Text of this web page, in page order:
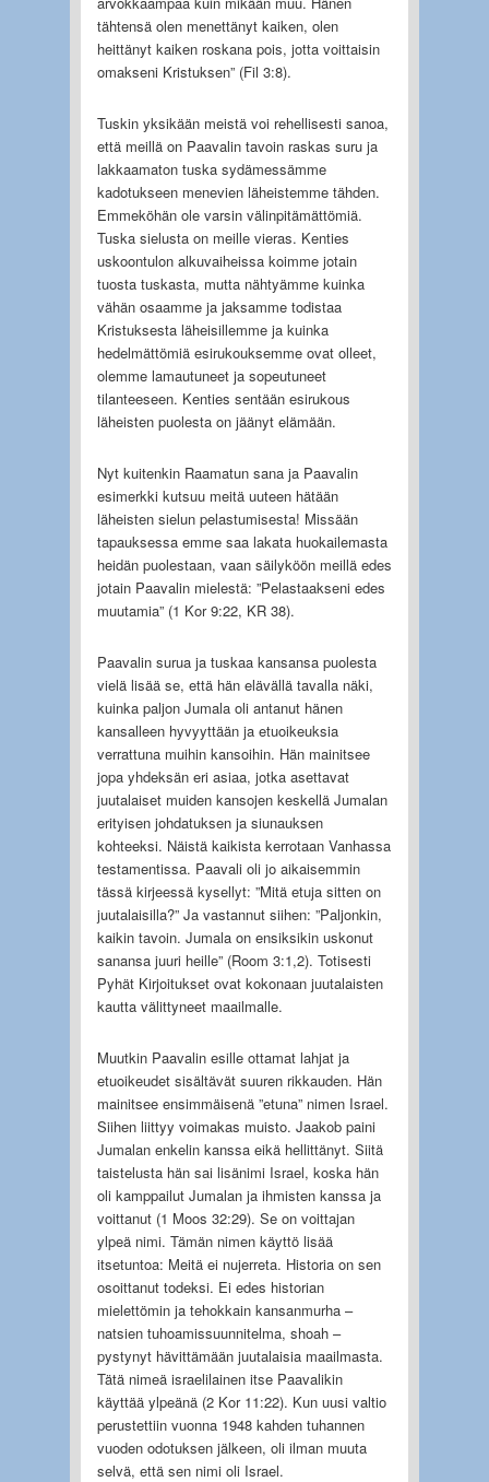
tähtensä olen menettänyt kaiken, olen
heittänyt kaiken roskana pois, jotta voittaisin
omakseni Kristuksen” (Fil 3:8).
Tuskin yksikään meistä voi rehellisesti sanoa,
että meillä on Paavalin tavoin raskas suru ja
lakkaamaton tuska sydämessämme
kadotukseen menevien läheistemme tähden.
Emmeköhän ole varsin välinpitämättömiä.
Tuska sielusta on meille vieras. Kenties
uskoontulon alkuvaiheissa koimme jotain
tuosta tuskasta, mutta nähtyämme kuinka
vähän osaamme ja jaksamme todistaa
Kristuksesta läheisillemme ja kuinka
hedelmättömiä esirukouksemme ovat olleet,
olemme lamautuneet ja sopeutuneet
tilanteeseen. Kenties sentään esirukous
läheisten puolesta on jäänyt elämään.
Nyt kuitenkin Raamatun sana ja Paavalin
esimerkki kutsuu meitä uuteen hätään
läheisten sielun pelastumisesta! Missään
tapauksessa emme saa lakata huokailemasta
heidän puolestaan, vaan säilyköön meillä edes
jotain Paavalin mielestä: ”Pelastaakseni edes
muutamia” (1 Kor 9:22, KR 38).
Paavalin surua ja tuskaa kansansa puolesta
vielä lisää se, että hän elävällä tavalla näki,
kuinka paljon Jumala oli antanut hänen
kansalleen hyvyyttään ja etuoikeuksia
verrattuna muihin kansoihin. Hän mainitsee
jopa yhdeksän eri asiaa, jotka asettavat
juutalaiset muiden kansojen keskellä Jumalan
erityisen johdatuksen ja siunauksen
kohteeksi. Näistä kaikista kerrotaan Vanhassa
testamentissa. Paavali oli jo aikaisemmin
tässä kirjeessä kysellyt: ”Mitä etuja sitten on
juutalaisilla?” Ja vastannut siihen: ”Paljonkin,
kaikin tavoin. Jumala on ensiksikin uskonut
sanansa juuri heille” (Room 3:1,2). Totisesti
Pyhät Kirjoitukset ovat kokonaan juutalaisten
kautta välittyneet maailmalle.
Muutkin Paavalin esille ottamat lahjat ja
etuoikeudet sisältävät suuren rikkauden. Hän
mainitsee ensimmäisenä ”etuna” nimen Israel.
Siihen liittyy voimakas muisto. Jaakob paini
Jumalan enkelin kanssa eikä hellittänyt. Siitä
taistelusta hän sai lisänimi Israel, koska hän
oli kamppailut Jumalan ja ihmisten kanssa ja
voittanut (1 Moos 32:29). Se on voittajan
ylpeä nimi. Tämän nimen käyttö lisää
itsetuntoa: Meitä ei nujerreta. Historia on sen
osoittanut todeksi. Ei edes historian
mielettömin ja tehokkain kansanmurha –
natsien tuhoamissuunnitelma, shoah –
pystynyt hävittämään juutalaisia maailmasta.
Tätä nimeä israelilainen itse Paavalikin
käyttää ylpeänä (2 Kor 11:22). Kun uusi valtio
perustettiin vuonna 1948 kahden tuhannen
vuoden odotuksen jälkeen, oli ilman muuta
selvä, että sen nimi oli Israel.